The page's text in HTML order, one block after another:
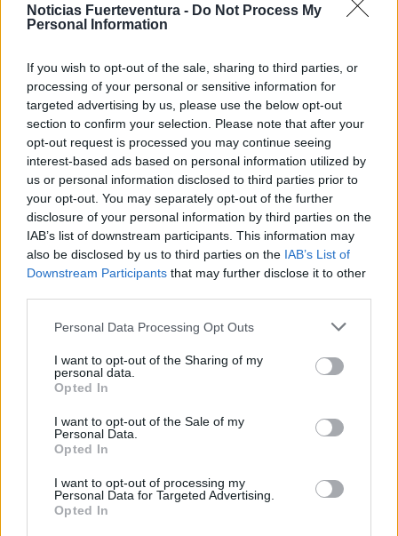
Noticias Fuerteventura - Do Not Process My
Personal Information
If you wish to opt-out of the sale, sharing to third parties, or
processing of your personal or sensitive information for
targeted advertising by us, please use the below opt-out
section to confirm your selection. Please note that after your
opt-out request is processed you may continue seeing
interest-based ads based on personal information utilized by
us or personal information disclosed to third parties prior to
your opt-out. You may separately opt-out of the further
disclosure of your personal information by third parties on the
IAB’s list of downstream participants. This information may
also be disclosed by us to third parties on the IAB’s List of
Downstream Participants that may further disclose it to other
Personal Data Processing Opt Outs
I want to opt-out of the Sharing of my
personal data.
Opted In
I want to opt-out of the Sale of my
Personal Data.
Opted In
I want to opt-out of processing my
Personal Data for Targeted Advertising.
Opted In
actuación del pasado lunes ante una concentración
de docentes
Febrero 12, 2020
Canarias defiende la "máxima firmeza"
ante Marruecos
Julio Pérez afirma que las leyes aprobadas por el
país vecino no tienen ninguna consecuencia y
García Ramos exige que se aplique el Estatuto